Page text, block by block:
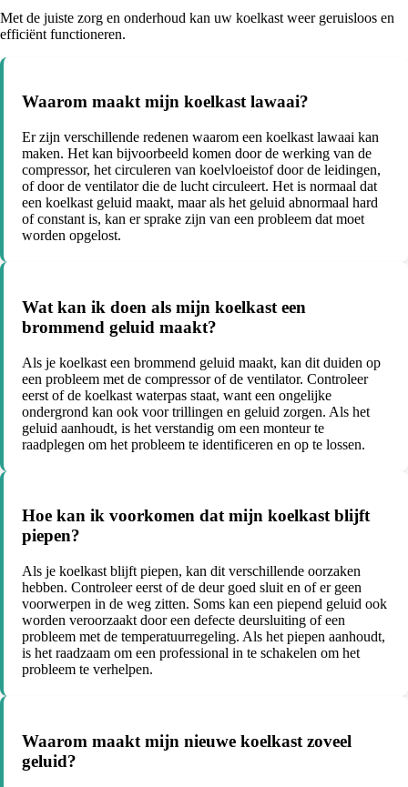
Met de juiste zorg en onderhoud kan uw koelkast weer geruisloos en
efficiënt functioneren.
Waarom maakt mijn koelkast lawaai?
Er zijn verschillende redenen waarom een koelkast lawaai kan
maken. Het kan bijvoorbeeld komen door de werking van de
compressor, het circuleren van koelvloeistof door de leidingen,
of door de ventilator die de lucht circuleert. Het is normaal dat
een koelkast geluid maakt, maar als het geluid abnormaal hard
of constant is, kan er sprake zijn van een probleem dat moet
worden opgelost.
Wat kan ik doen als mijn koelkast een
brommend geluid maakt?
Als je koelkast een brommend geluid maakt, kan dit duiden op
een probleem met de compressor of de ventilator. Controleer
eerst of de koelkast waterpas staat, want een ongelijke
ondergrond kan ook voor trillingen en geluid zorgen. Als het
geluid aanhoudt, is het verstandig om een monteur te
raadplegen om het probleem te identificeren en op te lossen.
Hoe kan ik voorkomen dat mijn koelkast blijft
piepen?
Als je koelkast blijft piepen, kan dit verschillende oorzaken
hebben. Controleer eerst of de deur goed sluit en of er geen
voorwerpen in de weg zitten. Soms kan een piepend geluid ook
worden veroorzaakt door een defecte deursluiting of een
probleem met de temperatuurregeling. Als het piepen aanhoudt,
is het raadzaam om een professional in te schakelen om het
probleem te verhelpen.
Waarom maakt mijn nieuwe koelkast zoveel
geluid?